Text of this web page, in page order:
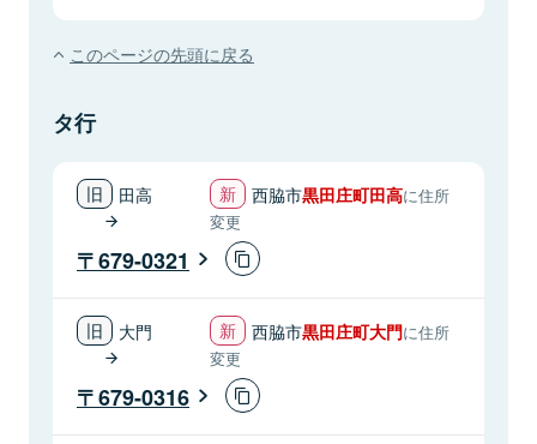
このページの先頭に戻る
タ行
田高 西脇市黒田庄町田高に住所
変更
679-0321
大門 西脇市黒田庄町大門に住所
変更
679-0316